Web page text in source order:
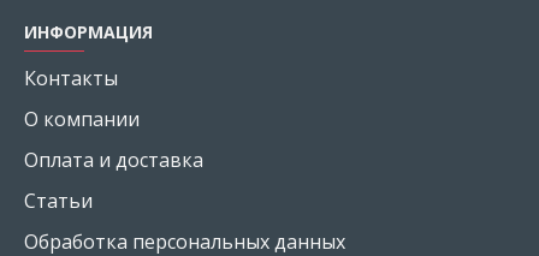
ИНФОРМАЦИЯ
Контакты
О компании
Оплата и доставка
Статьи
Обработка персональных данных